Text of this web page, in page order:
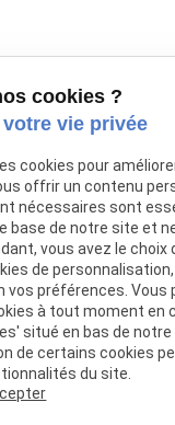
cookies ?
vie privée
cookies pour
offrir un contenu
nécessaires sont
base de notre site et
vous avez le choix
de
vos préférences. Vous
à tout moment en
situé en bas de
de certains cookies
du site.